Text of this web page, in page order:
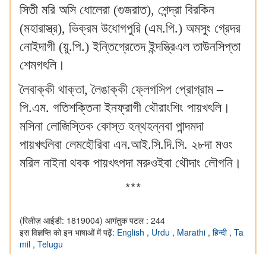
সিতী মরি অসি ধোলেরা (গুজরাত), শেন্দ্রা বিরকিন
(মহারাস্ত্র), ভিক্রম উধোগপুরি (এম.পি.) অমসুং গ্রেদর
নোইদাগী (য়ু.পি.) ইন্তিগ্রেতেদ ইন্দস্ত্রিএল তাউনসিপ্তা
শেমগৎলি‍।
লৈবাক্কী থাক্তা, লৈঙাক্কী ফ্লেগসিপ প্রোগ্রাম –
পি.এম. গতিশক্তিনা ইনফ্রাগী থৌরাংশিং পায়খৎলি‍।
মসিনা লোজিস্তিক কোস্ত হন্থহন্নবা পান্দমদা
পায়খৎলিবা লেমহৌরিবা এন.আই.সি.দি.সি. ২৮দা মওং
মরিল নাইনা থবক পায়খৎপদা মরুওইবা থৌদাং লৌগনি‍।
***
(रिलीज़ आईडी: 1819004) आगंतुक पटल : 244
इस विज्ञप्ति को इन भाषाओं में पढ़ें: English , Urdu , Marathi , हिन्दी , Ta
mil , Telugu